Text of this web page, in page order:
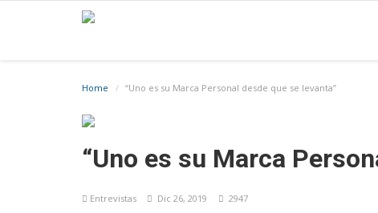
Home “Uno es su Marca Personal desde que se levanta”
“Uno es su Marca
Entrevistas Dic 26, 2019 2947